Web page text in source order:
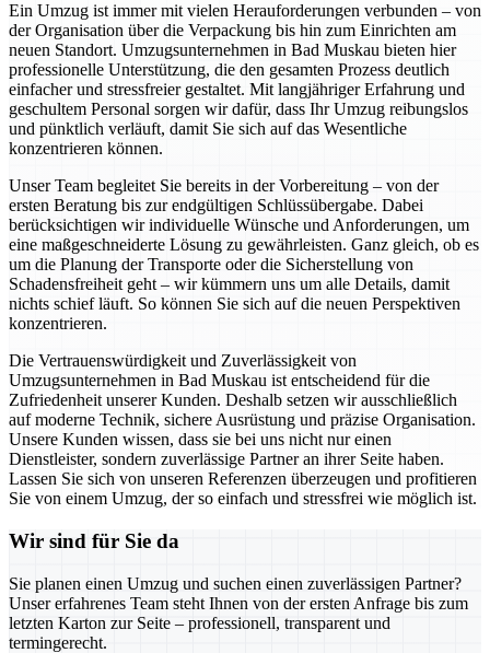
Ein Umzug ist immer mit vielen Herauforderungen verbunden – von
der Organisation über die Verpackung bis hin zum Einrichten am
neuen Standort. Umzugsunternehmen in Bad Muskau bieten hier
professionelle Unterstützung, die den gesamten Prozess deutlich
einfacher und stressfreier gestaltet. Mit langjähriger Erfahrung und
geschultem Personal sorgen wir dafür, dass Ihr Umzug reibungslos
und pünktlich verläuft, damit Sie sich auf das Wesentliche
konzentrieren können.
Unser Team begleitet Sie bereits in der Vorbereitung – von der
ersten Beratung bis zur endgültigen Schlüssübergabe. Dabei
berücksichtigen wir individuelle Wünsche und Anforderungen, um
eine maßgeschneiderte Lösung zu gewährleisten. Ganz gleich, ob es
um die Planung der Transporte oder die Sicherstellung von
Schadensfreiheit geht – wir kümmern uns um alle Details, damit
nichts schief läuft. So können Sie sich auf die neuen Perspektiven
konzentrieren.
Die Vertrauenswürdigkeit und Zuverlässigkeit von
Umzugsunternehmen in Bad Muskau ist entscheidend für die
Zufriedenheit unserer Kunden. Deshalb setzen wir ausschließlich
auf moderne Technik, sichere Ausrüstung und präzise Organisation.
Unsere Kunden wissen, dass sie bei uns nicht nur einen
Dienstleister, sondern zuverlässige Partner an ihrer Seite haben.
Lassen Sie sich von unseren Referenzen überzeugen und profitieren
Sie von einem Umzug, der so einfach und stressfrei wie möglich ist.
Wir sind für Sie da
Sie planen einen Umzug und suchen einen zuverlässigen Partner?
Unser erfahrenes Team steht Ihnen von der ersten Anfrage bis zum
letzten Karton zur Seite – professionell, transparent und
termingerecht.